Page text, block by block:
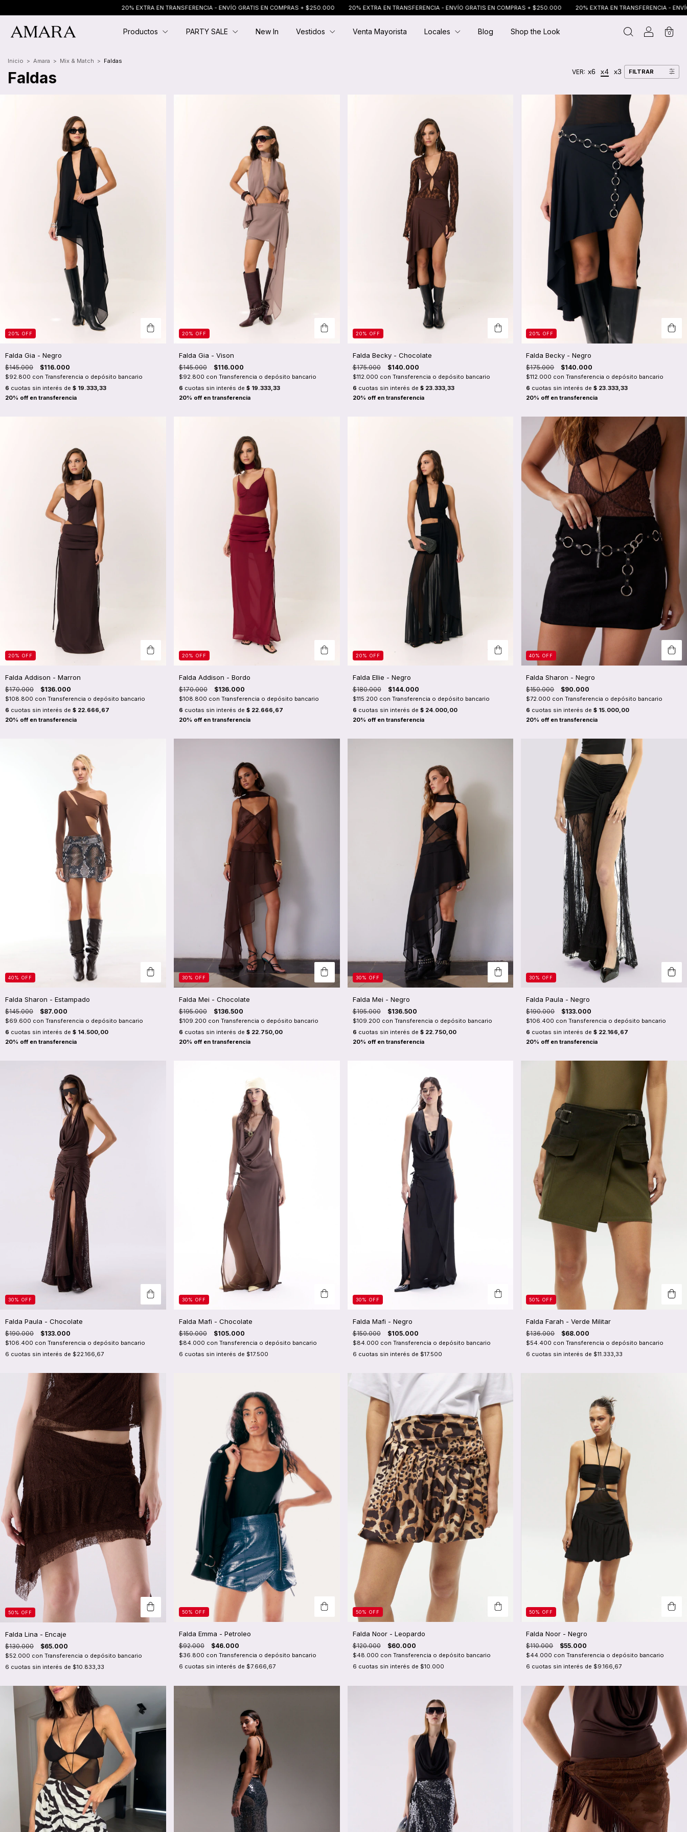
20% EXTRA EN TRANSFERENCIA - ENVÍO GRATIS EN COMPRAS + $250.000 20% EXTRA EN TRANSFERENCIA - ENVÍO GRATIS EN COMPRAS + $250.000 20% EXTRA EN TRANSFERENCIA - ENVÍO GRATIS EN COMPRAS + $250.000
Productos PARTY SALE New In Vestidos Venta Mayorista Locales Blog Shop the Look 0
Inicio > Amara > Mix & Match > Faldas
Faldas VER: x6 x4 x3 FILTRAR
20% OFF
Falda Gia - Negro
$145.000 $116.000
$92.800 con Transferencia o depósito bancario
6 cuotas sin interés de $ 19.333,33
20% OFF
Falda Gia - Vison
$145.000 $116.000
$92.800 con Transferencia o depósito bancario
6 cuotas sin interés de $ 19.333,33
20% OFF
Falda Becky - Chocolate
$175.000 $140.000
$112.000 con Transferencia o depósito bancario
6 cuotas sin interés de $ 23.333,33
20%OFF
Falda Becky - Negro
$175.000 $140.000
$112.000 con Transferencia o depósito bancario
6 cuotas sin interés de$ 23.333,33
20% OFF
Falda Addison - Marron
$170.000 $136.000
$108.800 con Transferencia o depósito bancario
6 cuotas sin interés de $ 22.666,67
20% OFF
Falda Addison - Bordo
$170.000 $136.000
$108.800 con Transferencia o depósito bancario
6 cuotas sin interés de $ 22.666,67
20% OFF
Falda Ellie - Negro
$180.000 $144.000
$115.200 con Transferencia o depósito bancario
6 cuotas sin interés de $ 24.000,00
40%OFF
Falda Sharon - Negro
$150.000 $90.000
$72.000 con Transferencia o depósito bancario
6 cuotas sin interés de$ 15.000,00
40% OFF
Falda Sharon - Estampado
$145.000 $87.000
$69.600 con Transferencia o depósito bancario
6 cuotas sin interés de $ 14.500,00
30% OFF
Falda Mei - Chocolate
$195.000 $136.500
$109.200 con Transferencia o depósito bancario
6 cuotas sin interés de $ 22.750,00
30% OFF
Falda Mei - Negro
$195.000 $136.500
$109.200 con Transferencia o depósito bancario
6 cuotas sin interés de $ 22.750,00
30%OFF
Falda Paula - Negro
$190.000 $133.000
$106.400 con Transferencia o depósito bancario
6 cuotas sin interés de$ 22.166,67
30% OFF
Falda Paula - Chocolate
$190.000 $133.000
$106.400 con Transferencia o depósito bancario
6 cuotas sin interés de $22.166,67
30% OFF
Falda Mafi - Chocolate
$150.000 $105.000
$84.000 con Transferencia o depósito bancario
6 cuotas sin interés de $17.500
30% OFF
Falda Mafi - Negro
$150.000 $105.000
$84.000 con Transferencia o depósito bancario
6 cuotas sin interés de $17.500
50%OFF
Falda Farah - Verde Militar
$136.000 $68.000
$54.400 con Transferencia o depósito bancario
6 cuotas sin interés de $11.333,33
50% OFF
Falda Lina - Encaje
$130.000 $65.000
$52.000 con Transferencia o depósito bancario
6 cuotas sin interés de $10.833,33
50% OFF
Falda Emma - Petroleo
$92.000 $46.000
$36.800 con Transferencia o depósito bancario
6 cuotas sin interés de $7.666,67
50% OFF
Falda Noor - Leopardo
$120.000 $60.000
$48.000 con Transferencia o depósito bancario
6 cuotas sin interés de $10.000
50%OFF
Falda Noor - Negro
$110.000 $55.000
$44.000 con Transferencia o depósito bancario
6 cuotas sin interés de $9.166,67